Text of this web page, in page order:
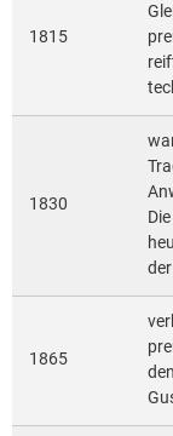
1815
1830
1865